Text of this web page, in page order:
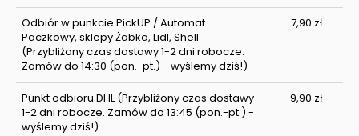
Odbiór w punkcie PickUP / Automat
Paczkowy, sklepy Żabka, Lidl, Shell
(Przybliżony czas dostawy 1-2 dni robocze.
Zamów do 14:30 (pon.-pt.) - wyślemy dziś!)
7,90 zł
Punkt odbioru DHL(Przybliżony czas dostawy
1-2 dni robocze. Zamów do 13:45 (pon.-pt.) -
wyślemy dziś!)
9,90 zł